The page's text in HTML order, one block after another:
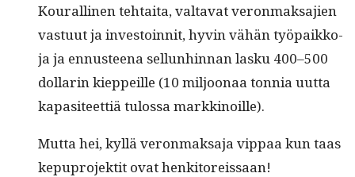
Kouralli­nen tehtai­ta, val­ta­vat veron­mak­sajien
vas­tu­ut ja investoin­nit, hyvin vähän työ­paikko­
ja ja ennus­teena sel­l­un­hin­nan lasku 400–500
dol­lar­in kieppeille (10 miljoon­aa ton­nia uut­ta
kap­a­siteet­tiä tulos­sa markkinoille).
Mut­ta hei, kyl­lä veron­mak­sa­ja vip­paa kun taas
kepupro­jek­tit ovat henkitoreissaan!